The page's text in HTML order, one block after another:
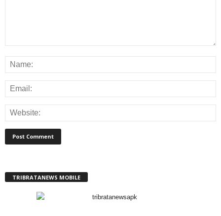
TRIBRATANEWS MOBILE